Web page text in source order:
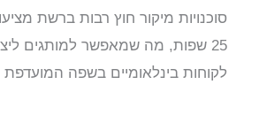
סוכנויות מיקור חוץ רבות ברשת
25 שפות, מה שמאפשר למותגים
לקוחות בינלאומיים בשפה